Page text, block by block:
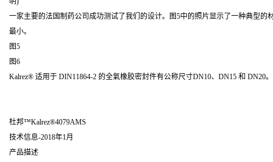
一家主要的法国制药公司成功测试了我们的设计。图5中的照片显示了一种典型
最小。
图5
图6
Kalrez® 适用于 DIN11864-2 的全氣橡胶密封件有公称尺寸DN10、DN15 和 DN20
杜邦™Kalrez®4079AMS
技术信息-2018年1月
产品描述